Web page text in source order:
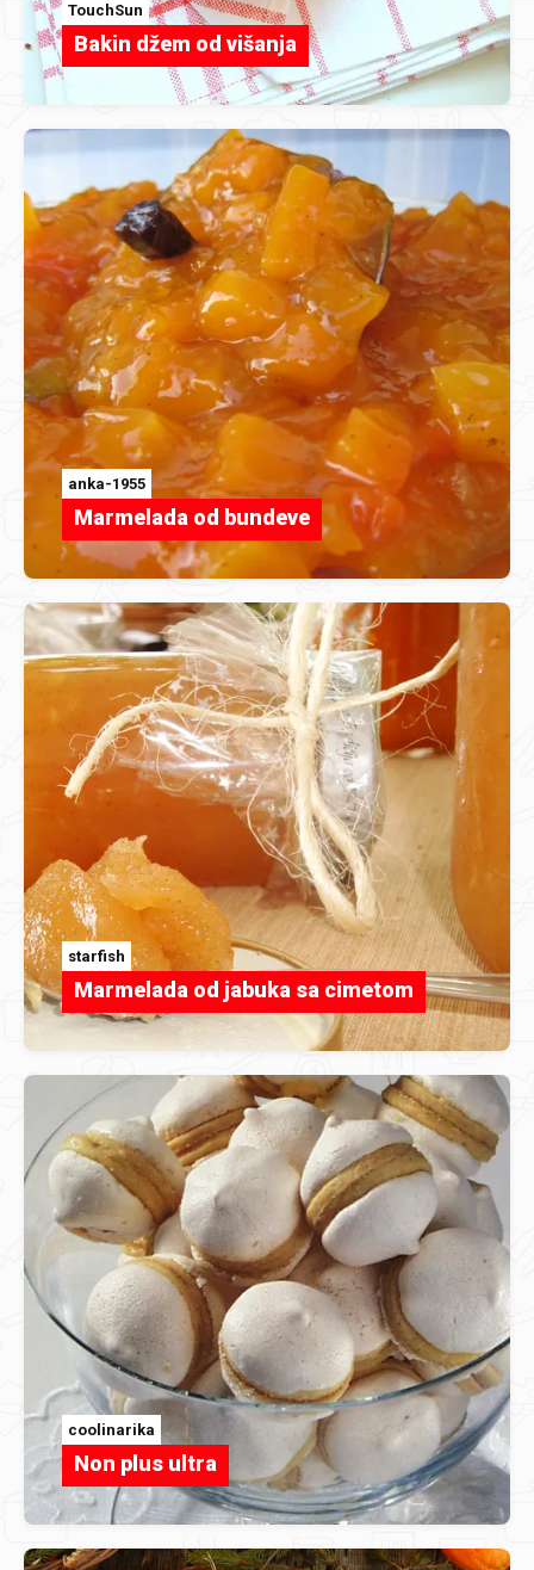
TouchSun
Bakin džem od višanja
anka-1955
Marmelada od bundeve
starfish
Marmelada od jabuka sa cimetom
coolinarika
Non plus ultra